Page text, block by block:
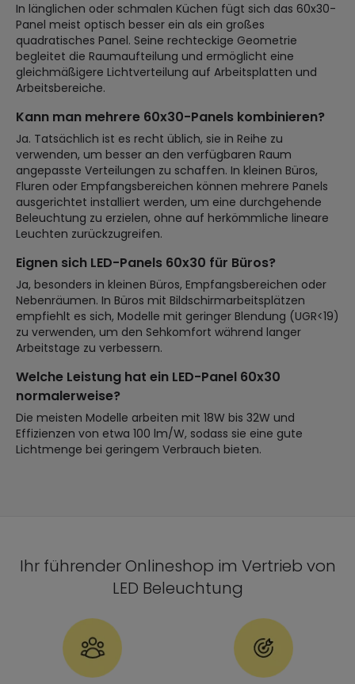
In länglichen oder schmalen Küchen fügt sich das 60x30-
Panel meist optisch besser ein als ein großes
quadratisches Panel. Seine rechteckige Geometrie
begleitet die Raumaufteilung und ermöglicht eine
gleichmäßigere Lichtverteilung auf Arbeitsplatten und
Arbeitsbereiche.
Kann man mehrere 60x30-Panels kombinieren?
Ja. Tatsächlich ist es recht üblich, sie in Reihe zu
verwenden, um besser an den verfügbaren Raum
angepasste Verteilungen zu schaffen. In kleinen Büros,
Fluren oder Empfangsbereichen können mehrere Panels
ausgerichtet installiert werden, um eine durchgehende
Beleuchtung zu erzielen, ohne auf herkömmliche lineare
Leuchten zurückzugreifen.
Eignen sich LED-Panels 60x30 für Büros?
Ja, besonders in kleinen Büros, Empfangsbereichen oder
Nebenräumen. In Büros mit Bildschirmarbeitsplätzen
empfiehlt es sich, Modelle mit geringer Blendung (UGR<19)
zu verwenden, um den Sehkomfort während langer
Arbeitstage zu verbessern.
Welche Leistung hat ein LED-Panel 60x30
normalerweise?
Die meisten Modelle arbeiten mit 18W bis 32W und
Effizienzen von etwa 100 lm/W, sodass sie eine gute
Lichtmenge bei geringem Verbrauch bieten.
Ihr führender Onlineshop im Vertrieb von
LED Beleuchtung